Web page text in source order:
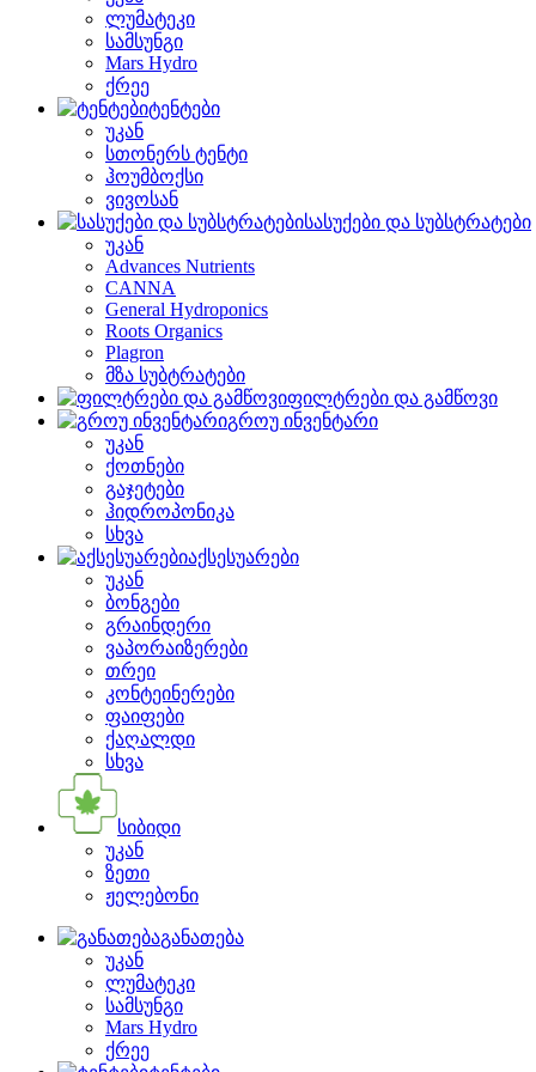
ლუმატეკი
სამსუნგი
Mars Hydro
ქრეე
ტენტები
უკან
სთონერს ტენტი
ჰოუმბოქსი
ვივოსან
სასუქები და სუბსტრატები
უკან
Advances Nutrients
CANNA
General Hydroponics
Roots Organics
Plagron
მზა სუბტრატები
ფილტრები და გამწოვი
გროუ ინვენტარი
უკან
ქოთნები
გაჯეტები
ჰიდროპონიკა
სხვა
აქსესუარები
უკან
ბონგები
გრაინდერი
ვაპორაიზერები
თრეი
კონტეინერები
ფაიფები
ქაღალდი
სხვა
სიბიდი
უკან
ზეთი
ჟელებონი
განათება
უკან
ლუმატეკი
სამსუნგი
Mars Hydro
ქრეე